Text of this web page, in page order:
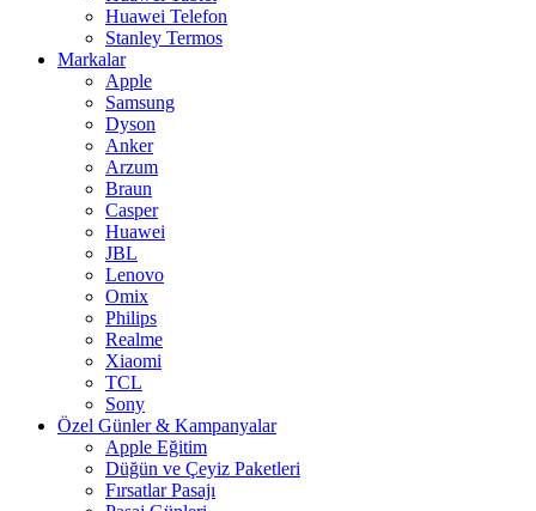
Huawei Telefon
Stanley Termos
Markalar
Apple
Samsung
Dyson
Anker
Arzum
Braun
Casper
Huawei
JBL
Lenovo
Omix
Philips
Realme
Xiaomi
TCL
Sony
Özel Günler & Kampanyalar
Apple Eğitim
Düğün ve Çeyiz Paketleri
Fırsatlar Pasajı